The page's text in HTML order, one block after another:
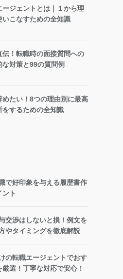
ージェントとは｜１から理
いこなすための全知識
伝！転職時の面接質問への
な対策と99の質問例
めたい！8つの理由別に最高
をするための全知識
で好印象を与える履歴書作
ント
交渉はしないと損！例文を
やタイミングを徹底解説
の転職エージェントでおす
選！丁寧な対応で安心！